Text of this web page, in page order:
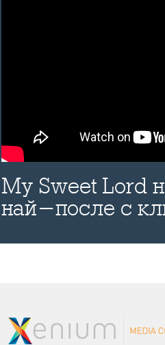
My Sweet Lord
най-после с